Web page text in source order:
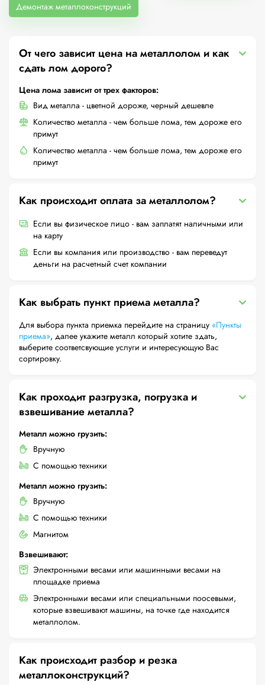
Демонтаж металлоконструкций
От чего зависит цена на металлолом и как
сдать лом дорого?
Цена лома зависит от трех факторов:
Вид металла - цветной дороже, черный дешевле
Количество металла - чем больше лома, тем дороже его
примут
Количество металла - чем больше лома, тем дороже его
примут
Как происходит оплата за металлолом?
Если вы физическое лицо - вам заплатят наличными или
на карту
Если вы компания или производство - вам переведут
деньги на расчетный счет компании
Как выбрать пункт приема металла?
Для выбора пункта приемка перейдите на страницу «Пункты
приема», далее укажите металл который хотите здать,
выберите соответсвующие услуги и интересующую Вас
сортировку.
Как проходит разгрузка, погрузка и
взвешивание металла?
Металл можно грузить:
Вручную
С помощью техники
Металл можно грузить:
Вручную
С помощью техники
Магнитом
Взвешивают:
Электронными весами или машинными весами на
площадке приема
Электронными весами или специальными поосевыми,
которые взвешивают машины, на точке где находится
металлолом.
Как происходит разбор и резка
металлоконструкций?